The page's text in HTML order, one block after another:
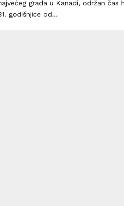
grada u Kanadi, održan čas
godišnjice od...